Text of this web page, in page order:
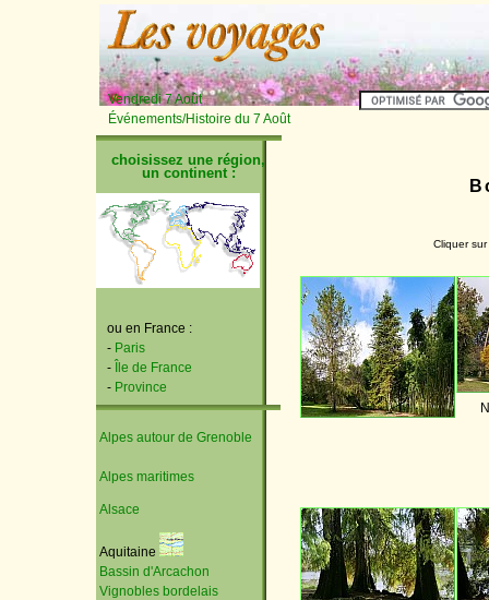
Vendredi 7 Août
Événements/Histoire du 7 Août
choisissez une région,
un continent :
ou en France :
- Paris
-
Île de France
- Province
Alpes autour de Grenoble
Alpes maritimes
Alsace
Aquitaine
Bassin d'Arcachon
Vignobles bordelais
Cliquer